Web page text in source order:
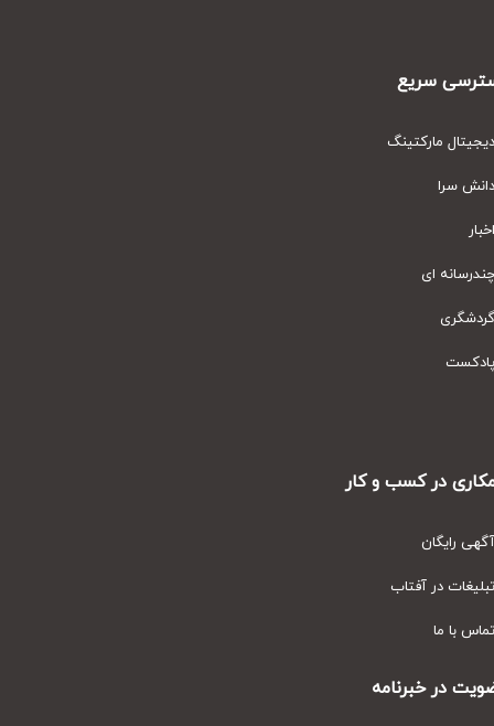
سریع
مارکتینگ
سرا
ای
در کسب و کار
رایگان
در آفتاب
با ما
در خبرنامه